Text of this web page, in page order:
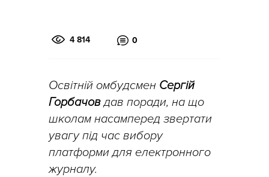
4 814 0
Освітній омбудсмен Сергій
Горбачовдав поради, на що
школам насамперед звертати
увагу під час вибору
платформи для електронного
журналу.